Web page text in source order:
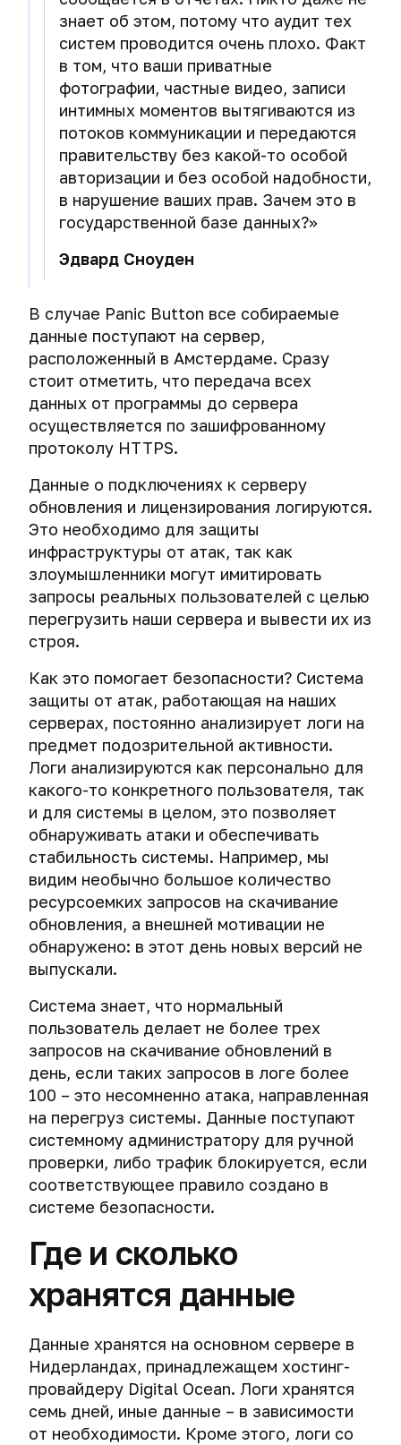
знает об этом, потому что аудит тех
систем проводится очень плохо. Факт
в том, что ваши приватные
фотографии, частные видео, записи
интимных моментов вытягиваются из
потоков коммуникации и передаются
правительству без какой-то особой
авторизации и без особой надобности,
в нарушение ваших прав. Зачем это в
государственной базе данных?»
Эдвард Сноуден
В случае Panic Button все собираемые
данные поступают на сервер,
расположенный в Амстердаме. Сразу
стоит отметить, что передача всех
данных от программы до сервера
осуществляется по зашифрованному
протоколу HTTPS.
Данные о подключениях к серверу
обновления и лицензирования логируются.
Это необходимо для защиты
инфраструктуры от атак, так как
злоумышленники могут имитировать
запросы реальных пользователей с целью
перегрузить наши сервера и вывести их из
строя.
Как это помогает безопасности? Система
защиты от атак, работающая на наших
серверах, постоянно анализирует логи на
предмет подозрительной активности.
Логи анализируются как персонально для
какого-то конкретного пользователя, так
и для системы в целом, это позволяет
обнаруживать атаки и обеспечивать
стабильность системы. Например, мы
видим необычно большое количество
ресурсоемких запросов на скачивание
обновления, а внешней мотивации не
обнаружено: в этот день новых версий не
выпускали.
Система знает, что нормальный
пользователь делает не более трех
запросов на скачивание обновлений в
день, если таких запросов в логе более
100 – это несомненно атака, направленная
на перегруз системы. Данные поступают
системному администратору для ручной
проверки, либо трафик блокируется, если
соответствующее правило создано в
системе безопасности.
Где и сколько
хранятся данные
Данные хранятся на основном сервере в
Нидерландах, принадлежащем хостинг-
провайдеру Digital Ocean. Логи хранятся
семь дней, иные данные – в зависимости
от необходимости. Кроме этого, логи со